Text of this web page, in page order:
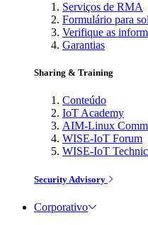
Serviços de RMA
Formulário para
Verifique as
Garantias
Sharing & Training
Conteúdo
IoT Academy
AIM-Linux
WISE-IoT Forum
WISE-IoT
Security Advisory
Corporativo